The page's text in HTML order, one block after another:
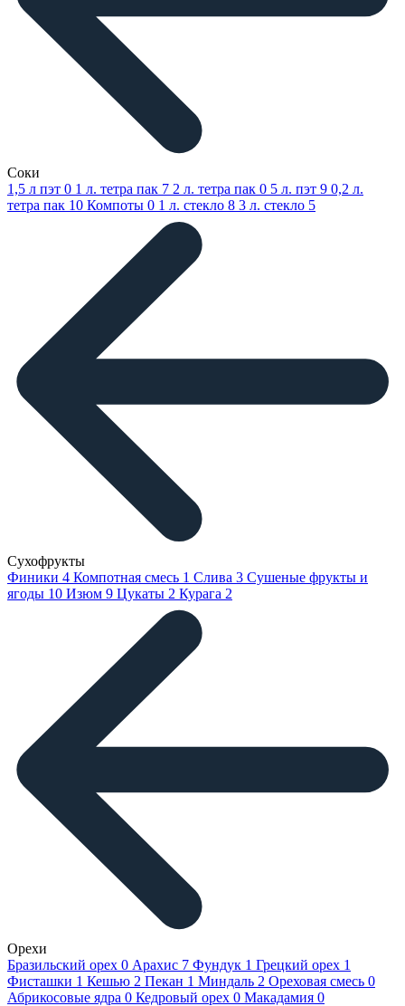
Соки
1,5 л пэт 0 1 л. тетра пак 7 2 л. тетра пак 0 5 л. пэт 9 0,2 л.
тетра пак 10 Компоты 0 1 л. стекло 8 3 л. стекло 5
Сухофрукты
Финики 4 Компотная смесь 1 Слива 3 Сушеные фрукты и
ягоды 10 Изюм 9 Цукаты 2 Курага 2
Орехи
Бразильский орех 0 Арахис 7 Фундук 1 Грецкий орех 1
Фисташки 1 Кешью 2 Пекан 1 Миндаль 2 Ореховая смесь 0
Абрикосовые ядра 0 Кедровый орех 0 Макадамия 0